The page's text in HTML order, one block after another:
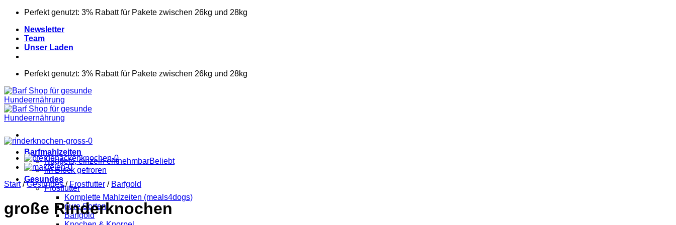
Zum
springen
Perfekt genutzt: 3% Rabatt für Pakete zwischen 26kg und 28kg
Newsletter
Team
Unser Laden
Perfekt genutzt: 3% Rabatt für Pakete zwischen 26kg und 28kg
Barfmahlzeiten
Nuggets, einzeln entnehmbar
im Block gefroren
Gesundes
Frostfutter
Komplette Mahlzeiten (meals4dogs)
pure Sorten
Barfgold
Start / Gesundes / Frostfutter / Barfgold
große Rinderknochen